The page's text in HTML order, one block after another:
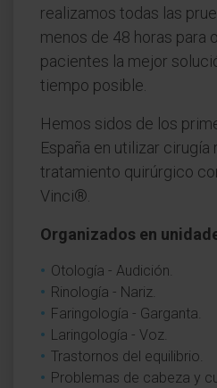
realizamos todas las
menos de 48 horas para
pacientes la mejor
tiempo posible.
Hemos sidos de los
España en utilizar cirugía
tratamiento quirúrgico
Vinci®.
Organizados en
Otología - Audición.
Rinología - Nariz.
Faringología - Garganta.
Laringología - Voz.
Trastornos del equilibrio.
Problemas de cabeza y